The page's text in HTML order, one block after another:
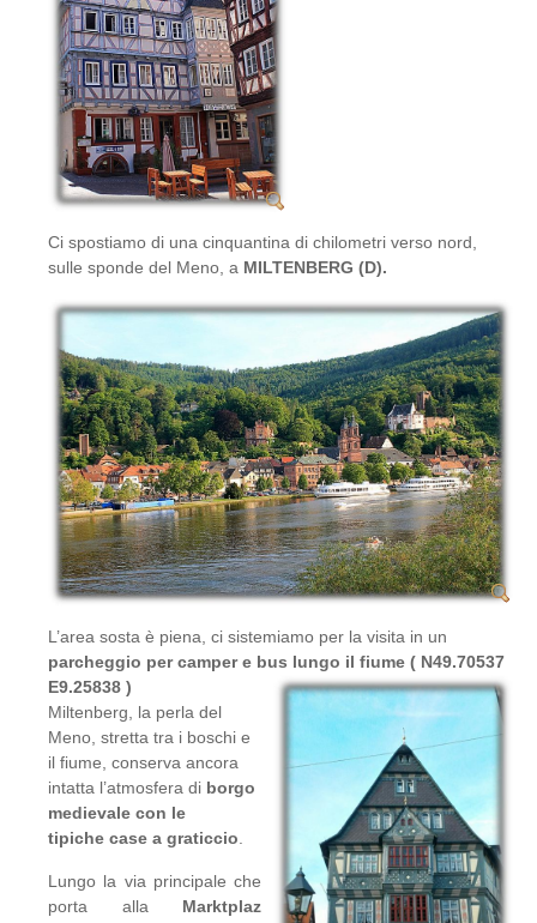
Ci spostiamo di una cinquantina di chilometri verso nord,
sulle sponde del Meno, a MILTENBERG (D).
L’area sosta è piena, ci sistemiamo per la visita in un
parcheggio per camper e bus lungo il fiume ( N49.70537
E9.25838 )
Miltenberg, la perla del
Meno, stretta tra i boschi e
il fiume, conserva ancora
intatta l’atmosfera di borgo
medievale con le
tipiche case a graticcio.
Lungo la via principale che
porta alla Marktplaz